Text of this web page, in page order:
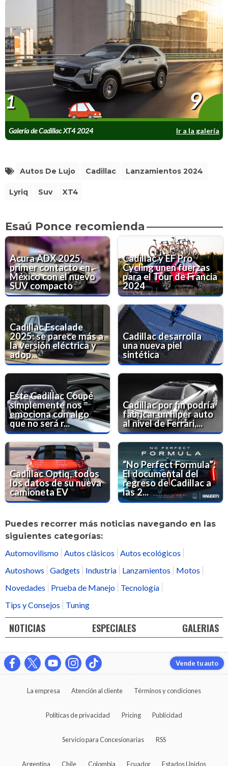
Galería de Cadillac XT4 2024 Ir a la galería
1 9
Autos De Lujo Cadillac Lanzamientos 2024
Lyriq Suv XT4
Esaú Ponce recomienda
Acura ADX 2025,
primer contacto en
México con el nuevo
SUV compacto
Cadillac y EF Pro
Cycling unen fuerzas
para el Tour de Francia
2024
Cadillac Escalade
2025: se parece más a
la versión eléctrica y
adop...
Cadillac desarrolla
una nueva piel
sintética
Este Cadillac Coupé
simplemente nos
emociona con algo
que no será r...
Cadillac por fin podría
fabricar un híper auto
al nivel de Ferrari,...
Cadillac Optiq, todos
los datos de su nueva
camioneta EV
“No Perfect Formula”:
El documental del
regreso de Cadillac a
las 2...
Puedes recorrer más noticias navegando en las
siguientes categorías:
Automovilismo Autos clásicos
Autos ecológicos
Autoshows
Gadgets Industria Lanzamientos
Motos
Novedades
Prueba de Manejo
Tecnología
Tips y Consejos
Tuning
NOTICIAS ESPECIALES GALERIAS
Vende tu auto
La empresa Atención al cliente Términos y condiciones
Políticas de privacidad Pricing Publicidad
Servicio para Concesionarias RSS
Argentina Chile Colombia Ecuador Estados Unidos